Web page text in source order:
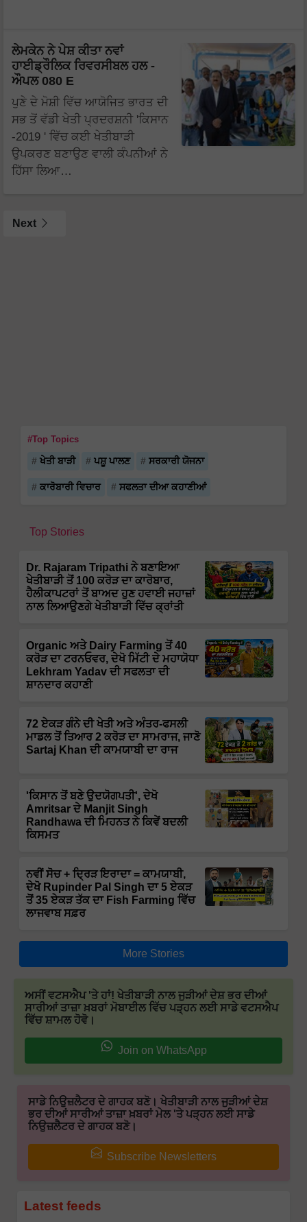
ਲੇਮਕੇਨ ਨੇ ਪੇਸ਼ ਕੀਤਾ ਨਵਾਂ
ਹਾਈਡ੍ਰੌਲਿਕ ਰਿਵਰਸੀਬਲ ਹਲ -
ਔਪਲ 080 E
ਪੁਣੇ ਦੇ ਮੋਸ਼ੀ ਵਿੱਚ ਆਯੋਜਿਤ ਭਾਰਤ ਦੀ
ਸਭ ਤੋਂ ਵੱਡੀ ਖੇਤੀ ਪ੍ਰਦਰਸ਼ਨੀ 'ਕਿਸਾਨ
-2019 ' ਵਿੱਚ ਕਈ ਖੇਤੀਬਾੜੀ
ਉਪਕਰਣ ਬਣਾਉਣ ਵਾਲੀ ਕੰਪਨੀਆਂ ਨੇ
ਹਿੱਸਾ ਲਿਆ…
Next
#Top Topics
ਖੇਤੀ ਬਾੜੀ ਪਸ਼ੂ ਪਾਲਣ ਸਰਕਾਰੀ ਯੋਜਨਾ
ਕਾਰੋਬਾਰੀ ਵਿਚਾਰ ਸਫਲਤਾ ਦੀਆ ਕਹਾਣੀਆਂ
Top Stories
Dr. Rajaram Tripathi ਨੇ ਬਣਾਇਆ
ਖੇਤੀਬਾੜੀ ਤੋਂ 100 ਕਰੋੜ ਦਾ ਕਾਰੋਬਾਰ,
ਹੈਲੀਕਾਪਟਰਾਂ ਤੋਂ ਬਾਅਦ ਹੁਣ ਹਵਾਈ ਜਹਾਜ਼ਾਂ
ਨਾਲ ਲਿਆਉਣਗੇ ਖੇਤੀਬਾੜੀ ਵਿੱਚ ਕ੍ਰਾਂਤੀ
Organic ਅਤੇ Dairy Farming ਤੋਂ 40
ਕਰੋੜ ਦਾ ਟਰਨਓਵਰ, ਦੇਖੋ ਮਿੱਟੀ ਦੇ ਮਹਾਯੋਧਾ
Lekhram Yadav ਦੀ ਸਫਲਤਾ ਦੀ
ਸ਼ਾਨਦਾਰ ਕਹਾਣੀ
72 ਏਕੜ ਗੰਨੇ ਦੀ ਖੇਤੀ ਅਤੇ ਅੰਤਰ-ਫਸਲੀ
ਮਾਡਲ ਤੋਂ ਤਿਆਰ 2 ਕਰੋੜ ਦਾ ਸਾਮਰਾਜ, ਜਾਣੋ
Sartaj Khan ਦੀ ਕਾਮਯਾਬੀ ਦਾ ਰਾਜ
'ਕਿਸਾਨ ਤੋਂ ਬਣੇ ਉਦਯੋਗਪਤੀ', ਦੇਖੋ
Amritsar ਦੇ Manjit Singh
Randhawa ਦੀ ਮਿਹਨਤ ਨੇ ਕਿਵੇਂ ਬਦਲੀ
ਕਿਸਮਤ
ਨਵੀਂ ਸੋਚ + ਦ੍ਰਿੜ ਇਰਾਦਾ = ਕਾਮਯਾਬੀ,
ਦੇਖੋ Rupinder Pal Singh ਦਾ 5 ਏਕੜ
ਤੋਂ 35 ਏਕੜ ਤੱਕ ਦਾ Fish Farming ਵਿੱਚ
ਲਾਜਵਾਬ ਸਫ਼ਰ
More Stories
ਅਸੀਂ ਵਟਸਐਪ 'ਤੇ ਹਾਂ! ਖੇਤੀਬਾੜੀ ਨਾਲ ਜੁੜੀਆਂ ਦੇਸ਼ ਭਰ ਦੀਆਂ
ਸਾਰੀਆਂ ਤਾਜ਼ਾ ਖ਼ਬਰਾਂ ਮੋਬਾਈਲ ਵਿੱਚ ਪੜ੍ਹਨ ਲਈ ਸਾਡੇ ਵਟਸਐਪ
ਵਿੱਚ ਸ਼ਾਮਲ ਹੋਵੋ।
Join on WhatsApp
ਸਾਡੇ ਨਿਉਜ਼ਲੈਟਰ ਦੇ ਗਾਹਕ ਬਣੋ। ਖੇਤੀਬਾੜੀ ਨਾਲ ਜੁੜੀਆਂ ਦੇਸ਼
ਭਰ ਦੀਆਂ ਸਾਰੀਆਂ ਤਾਜ਼ਾ ਖ਼ਬਰਾਂ ਮੇਲ 'ਤੇ ਪੜ੍ਹਨ ਲਈ ਸਾਡੇ
ਨਿਉਜ਼ਲੈਟਰ ਦੇ ਗਾਹਕ ਬਣੋ।
Subscribe Newsletters
Latest feeds